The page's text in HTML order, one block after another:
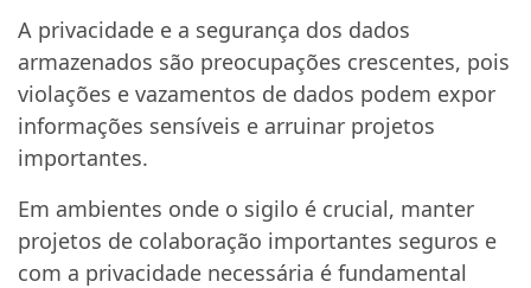
A privacidade e a segurança dos dados
armazenados são preocupações crescentes, pois
violações e vazamentos de dados podem expor
informações sensíveis e arruinar projetos
importantes.
Em ambientes onde o sigilo é crucial, manter
projetos de colaboração importantes seguros e
com a privacidade necessária é fundamental